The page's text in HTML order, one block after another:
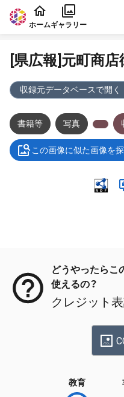
本文に飛ぶ
ホームギャラリー
[県広報]元町商店
収録元データベースで開く
書籍等 写真
この画像に似た画像を
どうやったらこ
使えるの？
クレジット
教育